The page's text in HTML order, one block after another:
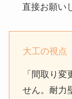
直接お願い
大工の視点
「間取り
せん。耐力